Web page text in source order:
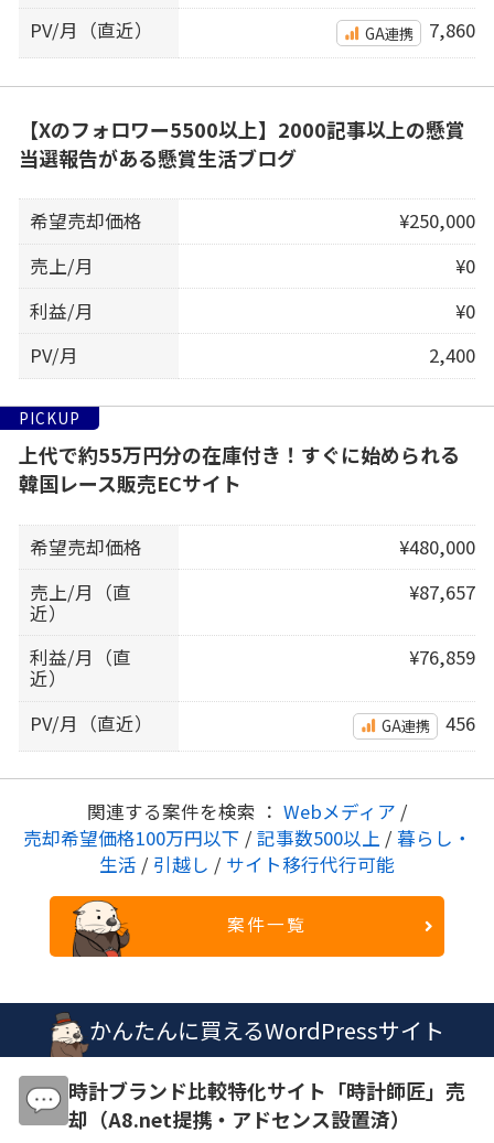
PV/月（直近） GA連携 7,860
【Xのフォロワー5500以上】2000記事以上の懸賞
当選報告がある懸賞生活ブログ
希望売却価格
¥250,000
売上/月
¥0
利益/月
¥0
PV/月
2,400
PICKUP
上代で約55万円分の在庫付き！すぐに始められる
韓国レース販売ECサイト
希望売却価格
¥480,000
売上/月（直
近）
¥87,657
利益/月（直
近）
¥76,859
PV/月（直近） GA連携 456
関連する案件を検索 ： Webメディア /
売却希望価格100万円以下 / 記事数500以上 / 暮らし・
生活 / 引越し / サイト移行代行可能
案件一覧
かんたんに買えるWordPressサイト
時計ブランド比較特化サイト「時計師匠」売
却（A8.net提携・アドセンス設置済）